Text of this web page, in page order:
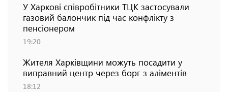
У Харкові співробітники ТЦК застосували
газовий балончик під час конфлікту з
пенсіонером
19:20
Жителя Харківщини можуть посадити у
виправний центр через борг з аліментів
18:12